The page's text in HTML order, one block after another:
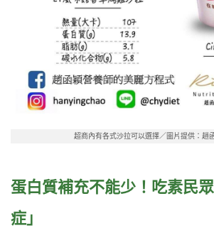
超商內有各式沙拉可以選擇／圖片提供：趙
蛋白質補充不能少！吃素民
症」